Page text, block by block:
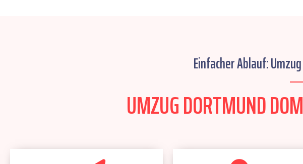
Einfacher Ablauf:
UMZUG DORTMUND